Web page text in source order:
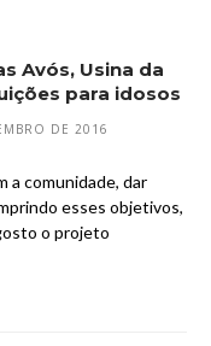
Avós, Usina da
para idosos
DE 2016
a comunidade, dar
esses objetivos,
o projeto